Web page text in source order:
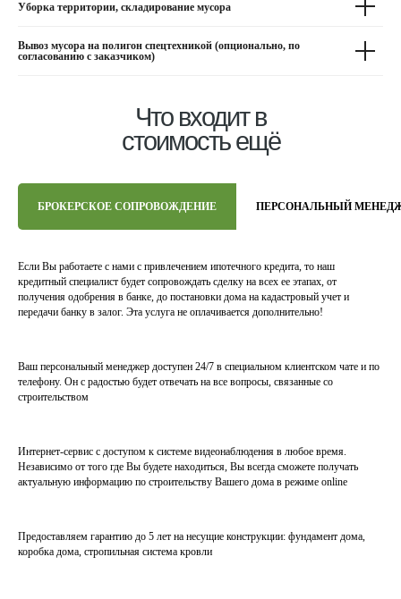
Уборка территории, складирование мусора
Вывоз мусора на полигон спецтехникой (опционально, по
согласованию с заказчиком)
Что входит в
стоимость ещё
БРОКЕРСКОЕ СОПРОВОЖДЕНИЕ ПЕРСОНАЛЬНЫЙ
Если Вы работаете с нами с привлечением ипотечного кредита, то наш
кредитный специалист будет сопровождать сделку на всех ее этапах, от
получения одобрения в банке, до постановки дома на кадастровый учет и
передачи банку в залог. Эта услуга не оплачивается дополнительно!
Ваш персональный менеджер доступен 24/7 в специальном клиентском чате и по
телефону. Он с радостью будет отвечать на все вопросы, связанные со
строительством
Интернет-сервис с доступом к системе видеонаблюдения в любое время.
Независимо от того где Вы будете находиться, Вы всегда сможете получать
актуальную информацию по строительству Вашего дома в режиме online
Предоставляем гарантию до 5 лет на несущие конструкции: фундамент дома,
коробка дома, стропильная система кровли
Политика конфиденциальности